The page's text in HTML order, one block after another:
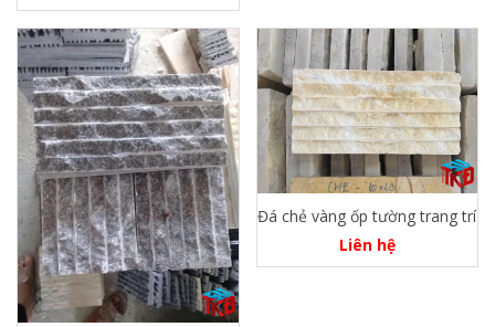
Đá chẻ vàng ốp tường trang trí
Liên hệ